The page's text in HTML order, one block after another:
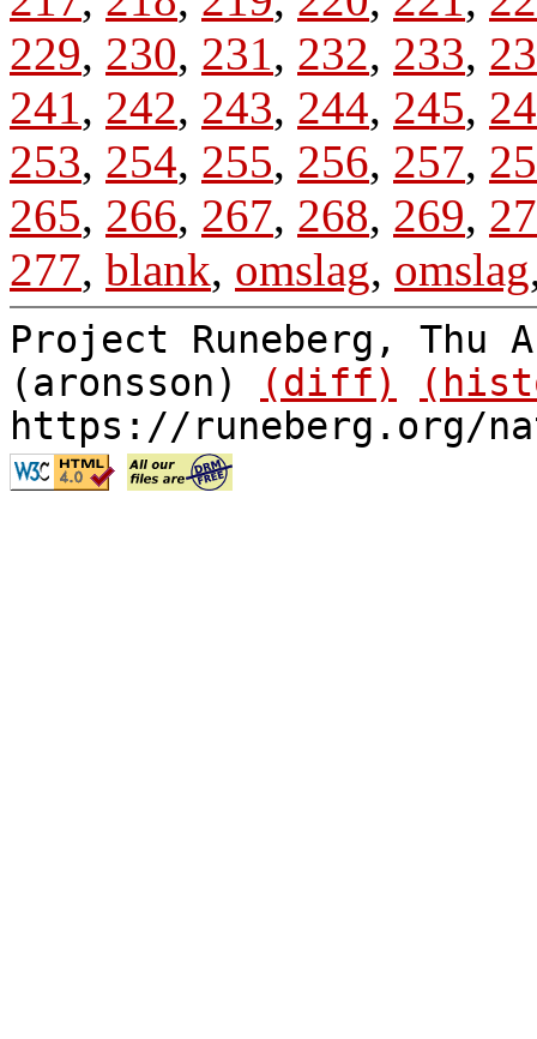
229, 230, 231, 232, 233,
241, 242, 243, 244, 245,
253, 254, 255, 256, 257,
265, 266, 267, 268, 269,
277, blank, omslag, omslag
Project Runeberg, Thu
(aronsson)
(diff)
https://runeberg.org/